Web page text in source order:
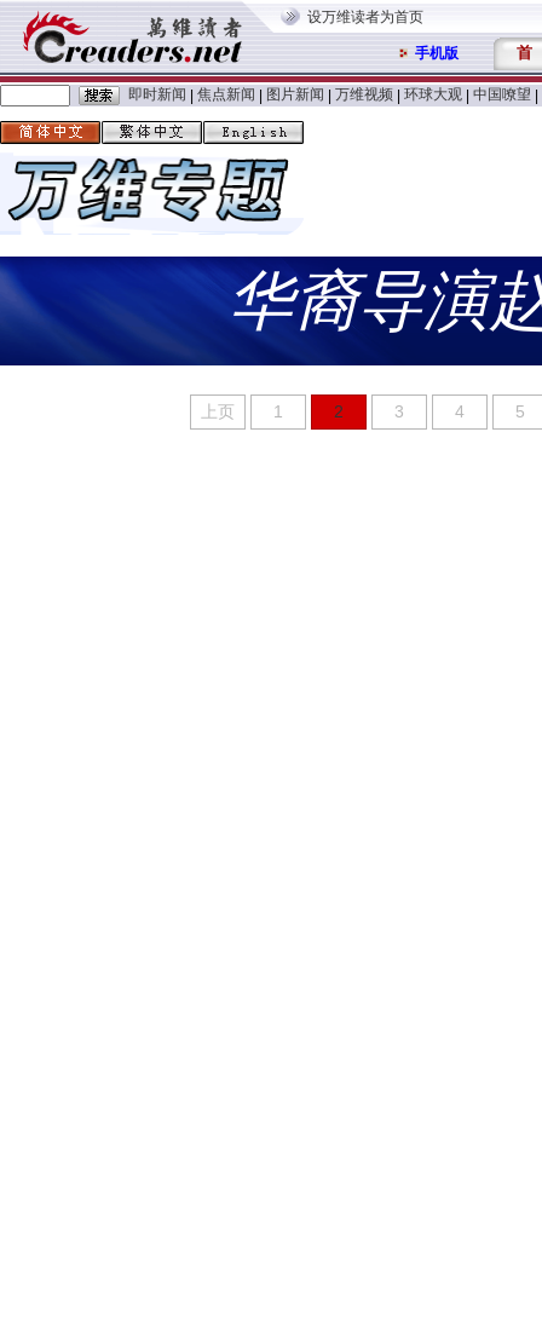
设万维读者为首页
手机版 首
即时新闻 焦点新闻 图片新闻 万维视频 环球大观 中国嘹望
华裔导演
上页 1 2 3 4 5